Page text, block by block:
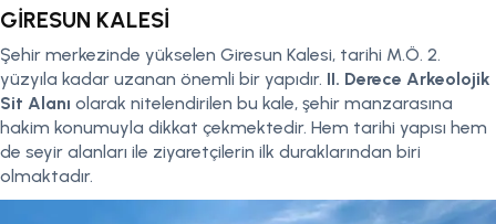
GİRESUN KALESİ
Şehir merkezinde yükselen Giresun Kalesi, tarihi M.Ö. 2.
yüzyıla kadar uzanan önemli bir yapıdır. II. Derece Arkeolojik
Sit Alanı olarak nitelendirilen bu kale, şehir manzarasına
hakim konumuyla dikkat çekmektedir. Hem tarihi yapısı hem
de seyir alanları ile ziyaretçilerin ilk duraklarından biri
olmaktadır.